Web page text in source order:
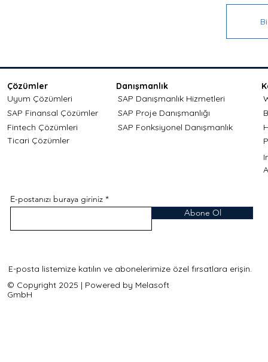
Çözümler
Uyum Çözümleri
SAP Finansal Çözümler
Fintech Çözümleri
Danışmanlık
SAP Danışmanlık Hizmetleri
SAP Proje Danışmanlığı
SAP Fonksiyonel Danışmanlık
Ticari Çözümler
E-postanızı buraya giriniz
Abone Ol
E-posta listemize katılın ve abonelerimize özel fırsatlara erişin.
© Copyright 2025 | Powered by Melasoft
GmbH